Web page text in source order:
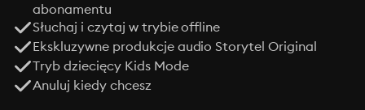
abonamentu
Słuchaj i czytaj w trybie offline
Ekskluzywne produkcje audio Storytel Original
Tryb dziecięcy Kids Mode
Anuluj kiedy chcesz